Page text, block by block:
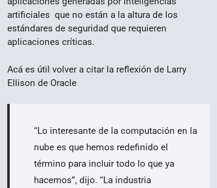
artificiales que no están a la altura de los
estándares de seguridad que requieren
aplicaciones críticas.
Acá es útil volver a citar la reflexión de Larry
Ellison de Oracle
“Lo interesante de la computación en la
nube es que hemos redefinido el
término para incluir todo lo que ya
hacemos”, dijo. “La industria